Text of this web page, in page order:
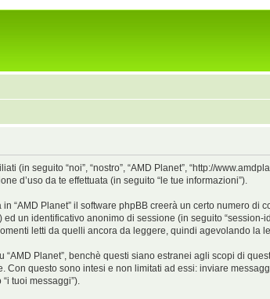
seguito “noi”, “nostro”, “AMD Planet”, “http://
d’uso da te effettuata (in seguito “le tue informazioni”).
“AMD Planet” il software phpBB creerà un certo numero
un identificativo anonimo di sessione (in seguito
letti da quelli ancora da leggere, quindi agevolando la
Planet”, benchè questi siano estranei agli scopi di
questo sono intesi e non limitati ad essi: inviare
tuoi messaggi”).